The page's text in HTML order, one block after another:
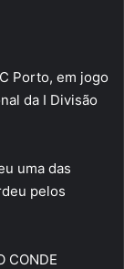
Porto, em jogo
da I Divisão
uma das
pelos
CONDE